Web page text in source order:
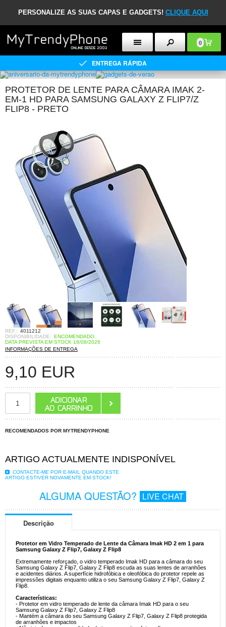
PERSONALIZE AS SUAS CAPAS E GADGETS! CLIQUE AQUI
0
ENTREGA RÁPIDA
PROTETOR DE LENTE PARA CÂMARA IMAK 2-
EM-1 HD PARA SAMSUNG GALAXY Z FLIP7/Z
FLIP8 - PRETO
REF.: 4011212
DISPONIBILIDADE: ENCOMENDADO.
DATA PREVISTA EM STOCK 18/08/2026
INFORMAÇÕES DE ENTREGA
9,10 EUR
RECOMENDADOS POR MYTRENDYPHONE
ARTIGO ACTUALMENTE INDISPONÍVEL
CONTACTE-ME POR E-MAIL QUANDO ESTE
ARTIGO ESTIVER NOVAMENTE EM STOCK!
ALGUMA QUESTÃO? LIVE CHAT
Descrição
Protetor em Vidro Temperado de Lente da Câmara Imak HD 2 em 1 para
Samsung Galaxy Z Flip7, Galaxy Z Flip8
Extremamente reforçado, o vidro temperado Imak HD para a câmara do seu
Samsung Galaxy Z Flip7, Galaxy Z Flip8 escuda as suas lentes de arranhões
e acidentes diários. A superfície hidrofóbica e oleofóbica do protetor repele as
impressões digitais enquanto utiliza o seu Samsung Galaxy Z Flip7, Galaxy Z
Flip8.
Características:
- Protetor em vidro temperado de lente da câmara Imak HD para o seu
Samsung Galaxy Z Flip7, Galaxy Z Flip8
- Mantém a câmara do seu Samsung Galaxy Z Flip7, Galaxy Z Flip8 protegida
de arranhões e impactos